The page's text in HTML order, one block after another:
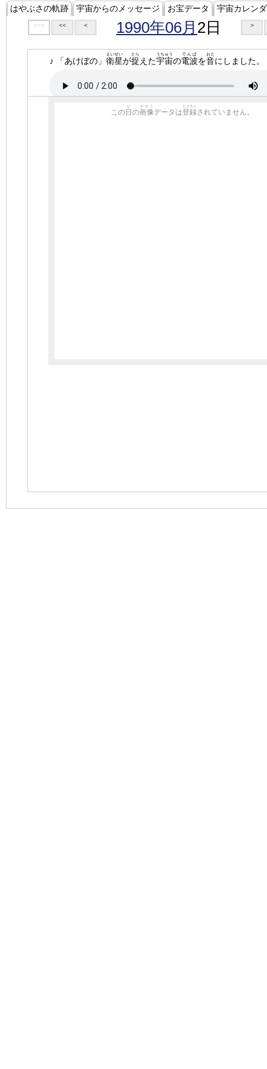
はやぶさの軌跡 宇宙からのメッセージ お宝データ 宇宙カレン
<<< << < 1990年06月 2日 >
♪ 「あけぼの」 衛星
えいせい
が捉
とら
えた宇宙
うちゅう
の電波
でんぱ
を音
おと
にしました。
この 日
ひ
の画像
がぞう
データは登録
とうろく
されていません。